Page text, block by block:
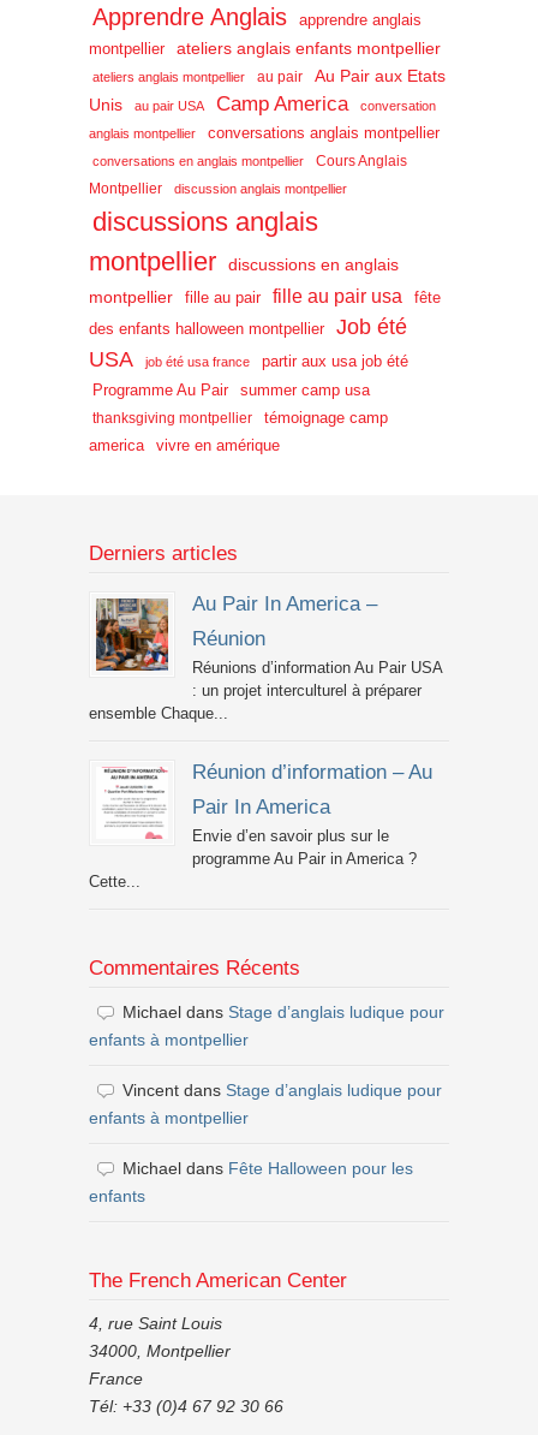
Apprendre Anglais
apprendre anglais
montpellier
ateliers anglais enfants montpellier
ateliers anglais montpellier au pair
Au Pair aux Etats
Unis
au pair USA Camp America
conversation
anglais montpellier
conversations anglais montpellier
conversations en anglais montpellier
Cours Anglais
Montpellier
discussion anglais montpellier
discussions anglais
montpellier
discussions en anglais
montpellier
fille au pair fille au pair usa
fête
des enfants halloween montpellier
Job été
USA
job été usa france
partir aux usa job été
Programme Au Pair
summer camp usa
thanksgiving montpellier
témoignage camp
america
vivre en amérique
Derniers articles
Au Pair In America –
Réunion
Réunions d’information Au Pair USA
: un projet interculturel à préparer
ensemble Chaque...
Réunion d’information – Au
Pair In America
Envie d’en savoir plus sur le
programme Au Pair in America ?
Cette...
Commentaires Récents
Michael dans Stage d’anglais ludique pour
enfants à montpellier
Vincent dans Stage d’anglais ludique pour
enfants à montpellier
Michael dans Fête Halloween pour les
enfants
The French American Center
4, rue Saint Louis
34000, Montpellier
France
Tél: +33 (0)4 67 92 30 66